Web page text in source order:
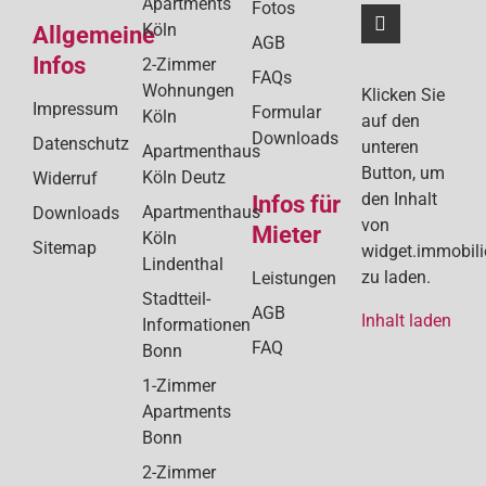
Allgemeine
Infos
Impressum
Datenschutz
Widerruf
Downloads
Sitemap
Köln
2-Zimmer
Wohnungen
Köln
Apartmenthaus
Köln Deutz
Apartmenthaus
Köln
Lindenthal
Stadtteil-
Informationen
Bonn
1-Zimmer
Apartments
Bonn
2-Zimmer
Fotos
AGB
FAQs
Formular
Downloads
Infos für
Mieter
Leistungen
AGB
FAQ
Klicken Sie
auf den
unteren
Button, um
den Inhalt
von
zu laden.
Inhalt laden